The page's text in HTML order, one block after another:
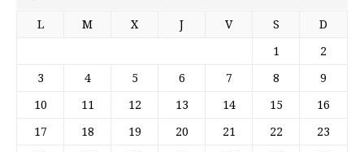
L M X J V S D
1 2
3 4 5 6 7 8 9
10 11 12 13 14 15 16
17 18 19 20 21 22 23